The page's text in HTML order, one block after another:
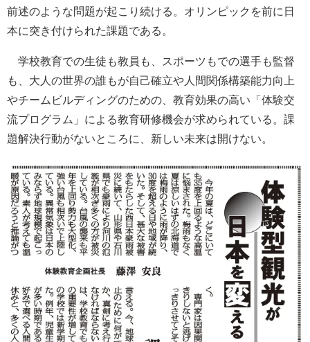
前述のような問題が起こり続ける。オリンピックを前に日
本に突き付けられた課題である。
学校教育での生徒も教員も、スポーツもでの選手も監督
も、大人の世界の誰もが自己確立や人間関係構築能力向上
やチームビルディングのための、教育効果の高い「体験交
流プログラム」による教育研修機会が求められている。課
題解決行動がないところに、新しい未来は開けない。